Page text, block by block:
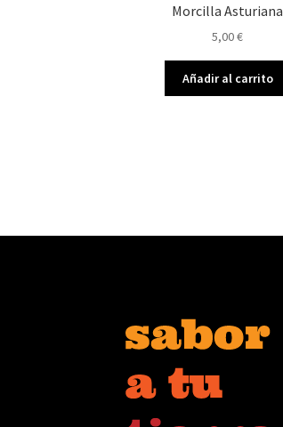
Morcilla Asturiana
5,00€
Añadir al carrito